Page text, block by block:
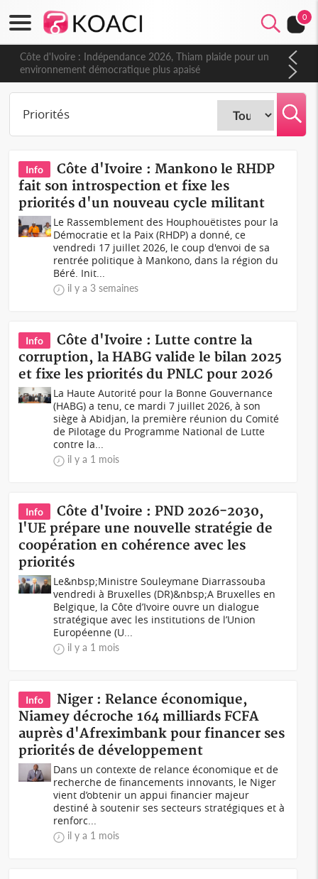
0
Côte d'Ivoire : Indépendance 2026, Thiam plaide pour un
environnement démocratique plus apaisé
Info
Côte d'Ivoire : Mankono le RHDP
fait son introspection et fixe les
priorités d'un nouveau cycle militant
Le Rassemblement des Houphouëtistes pour la
Démocratie et la Paix (RHDP) a donné, ce
vendredi 17 juillet 2026, le coup d'envoi de sa
rentrée politique à Mankono, dans la région du
Béré. Init...
il y a 3 semaines
Info
Côte d'Ivoire : Lutte contre la
corruption, la HABG valide le bilan 2025
et fixe les priorités du PNLC pour 2026
La Haute Autorité pour la Bonne Gouvernance
(HABG) a tenu, ce mardi 7 juillet 2026, à son
siège à Abidjan, la première réunion du Comité
de Pilotage du Programme National de Lutte
contre la...
il y a 1 mois
Info
Côte d'Ivoire : PND 2026-2030,
l'UE prépare une nouvelle stratégie de
coopération en cohérence avec les
priorités
Le&nbsp;Ministre Souleymane Diarrassouba
vendredi à Bruxelles (DR)&nbsp;A Bruxelles en
Belgique, la Côte d’Ivoire ouvre un dialogue
stratégique avec les institutions de l’Union
Européenne (U...
il y a 1 mois
Info
Niger : Relance économique,
Niamey décroche 164 milliards FCFA
auprès d'Afreximbank pour financer ses
priorités de développement
Dans un contexte de relance économique et de
recherche de financements innovants, le Niger
vient d’obtenir un appui financier majeur
destiné à soutenir ses secteurs stratégiques et à
renforc...
il y a 1 mois